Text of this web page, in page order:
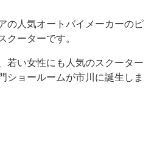
の人気オートバイメーカーのピ
クーターです。
若い女性にも人気のスクーター
ショールームが市川に誕生しま